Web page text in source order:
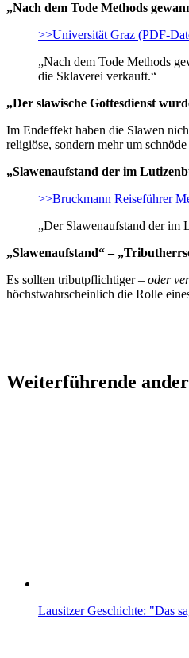
„Nach dem Tode Methods
>>Universität Graz (PDF-
„Nach dem Tode Methods
die Sklaverei verkauft.“
„Der slawische Gottesdienst
Im Endeffekt haben die Slawen
religiöse, sondern mehr um
„Slawenaufstand der im
>>Bruckmann Reiseführer
„Der Slawenaufstand der im
„Slawenaufstand“ –
Es sollten tributpflichtiger – oder
höchstwahrscheinlich die Rolle
Weiterführende
Lausitzer Geschichte: "Das